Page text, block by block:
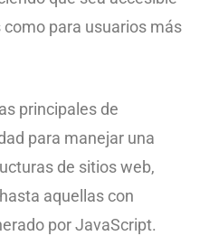
para usuarios más
principales de
para manejar una
de sitios web,
aquellas con
por JavaScript.